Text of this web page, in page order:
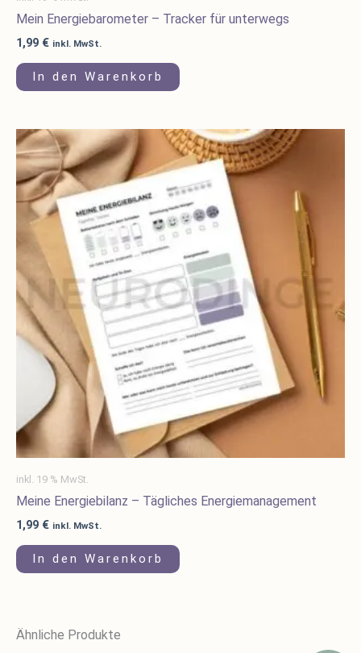
Mein Energiebarometer – Tracker für unterwegs
1,99 € inkl. MwSt.
In den Warenkorb
inkl. 19 % MwSt.
Meine Energiebilanz – Tägliches Energiemanagement
1,99 € inkl. MwSt.
In den Warenkorb
Ähnliche Produkte